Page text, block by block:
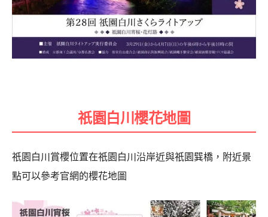
祇園白川櫻花地圖
祇園白川賞櫻位置在祇園白川沿岸近與祇園巽橋，附近景
點可以參考官網的櫻花地圖